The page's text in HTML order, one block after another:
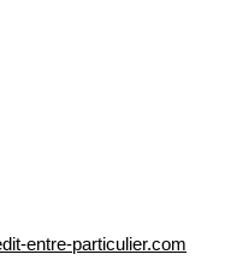
entre-particulier.com